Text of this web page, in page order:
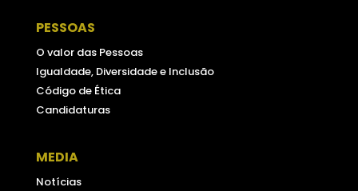
PESSOAS
O valor das Pessoas
Igualdade, Diversidade e Inclusão
Código de Ética
Candidaturas
MEDIA
Notícias